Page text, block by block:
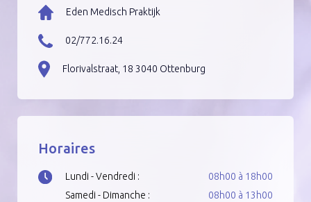
Eden Medisch Praktijk
02/772.16.24
Florivalstraat, 18 3040 Ottenburg
Horaires
Lundi - Vendredi :
Samedi - Dimanche :
08h00 à 18h00
08h00 à 13h00